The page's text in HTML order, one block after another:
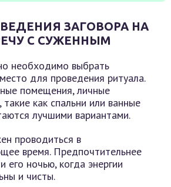
ЗАГОВОРА НА
С СУЖЕННЫМ
необходимо выбрать
для проведения ритуала.
помещения, личные
такие как спальни или ванные
лучшими вариантами.
проводиться в
время. Предпочтительнее
его ночью, когда энергии
и чисты.